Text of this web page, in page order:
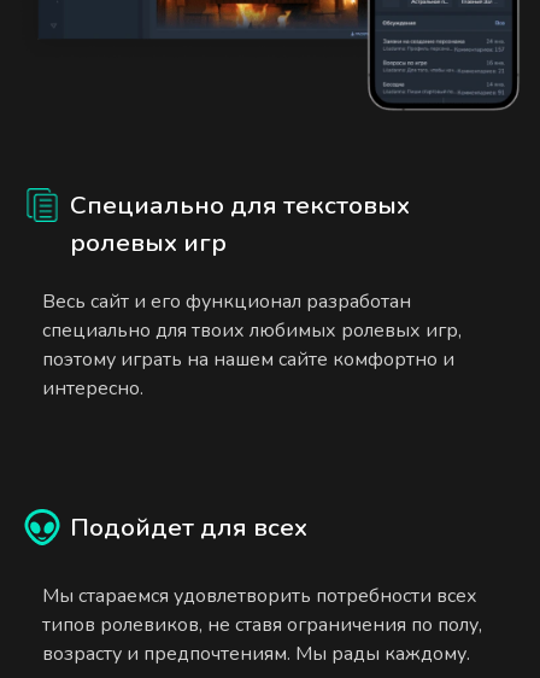
Специально для текстовых
ролевых игр
Весь сайт и его функционал разработан
специально для твоих любимых ролевых игр,
поэтому играть на нашем сайте комфортно и
интересно.
Подойдет для всех
Мы стараемся удовлетворить потребности всех
типов ролевиков, не ставя ограничения по полу,
возрасту и предпочтениям. Мы рады каждому.